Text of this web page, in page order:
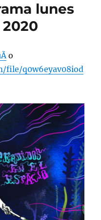
lunes
o
file/q0w6eyav08iod